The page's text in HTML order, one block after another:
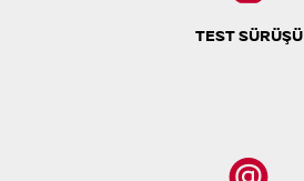
TEST SÜRÜŞÜ